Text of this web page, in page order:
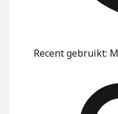
Recent gebruikt: